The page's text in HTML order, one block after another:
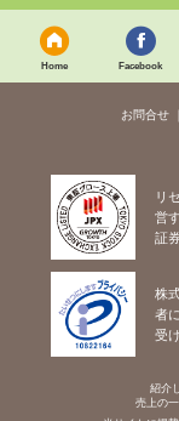
Home Facebook
お問合せ
リ
営
証
株
者
受
紹介
売上の